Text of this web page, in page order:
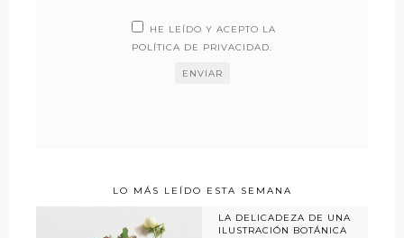
HE LEÍDO Y ACEPTO LA
POLÍTICA DE PRIVACIDAD.
LO MÁS LEÍDO ESTA SEMANA
LA DELICADEZA DE UNA
ILUSTRACIÓN BOTÁNICA